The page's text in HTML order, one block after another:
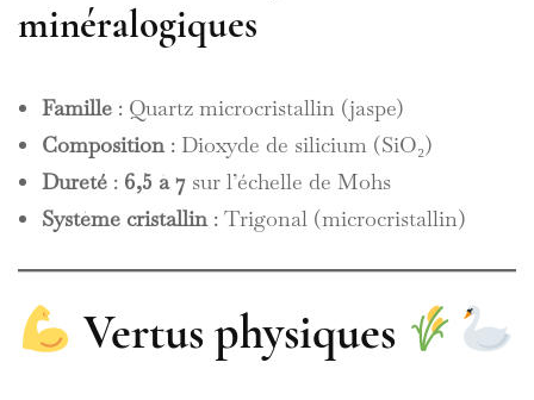
minéralogiques
Famille : Quartz microcristallin (jaspe)
Composition: Dioxyde de silicium (SiO₂)
Dureté : 6,5 à 7 sur l’échelle de Mohs
Système cristallin: Trigonal (microcristallin)
Vertus physiques